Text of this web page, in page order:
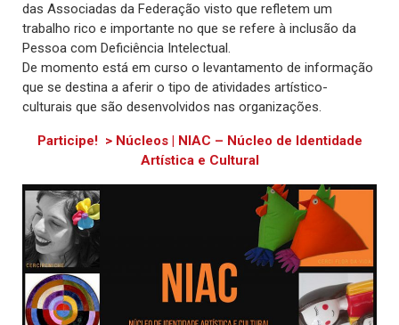
das Associadas da Federação visto que refletem um
trabalho rico e importante no que se refere à inclusão da
Pessoa com Deficiência Intelectual.
De momento está em curso o levantamento de informação
que se destina a aferir o tipo de atividades artístico-
culturais que são desenvolvidos nas organizações.
Participe! > Núcleos | NIAC – Núcleo de Identidade
Artística e Cultural